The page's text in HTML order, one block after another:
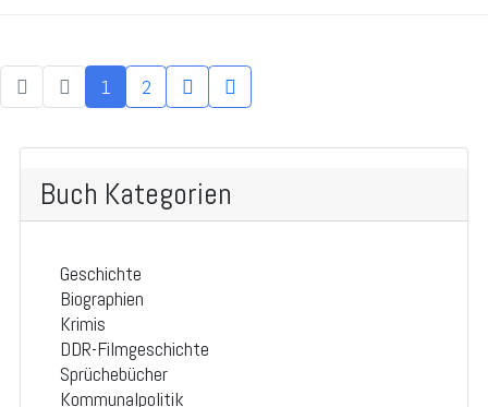
1 2
Buch Kategorien
Geschichte
Biographien
Krimis
DDR-Filmgeschichte
Sprüchebücher
Kommunalpolitik